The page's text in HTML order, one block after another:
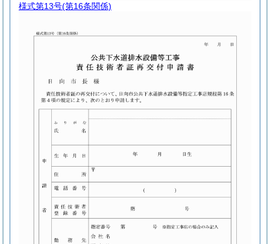
様式第13号(第16条関係)